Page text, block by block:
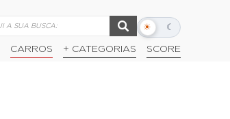
☀ ☾
Alternar
escuro
CARROS + CATEGORIAS SCORE